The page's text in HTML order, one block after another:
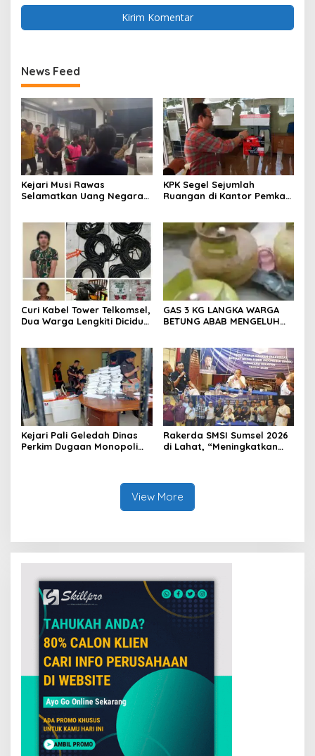
News Feed
Kejari Musi Rawas
Selamatkan Uang Negara
KPK Segel Sejumlah
Ruangan di Kantor Pemkab
Curi Kabel Tower Telkomsel,
Dua Warga Lengkiti Diciduk
GAS 3 KG LANGKA WARGA
BETUNG ABAB MENGELUH
Kejari Pali Geledah Dinas
Perkim Dugaan Monopoli
Rakerda SMSI Sumsel 2026
di Lahat, “Meningkatkan
View More